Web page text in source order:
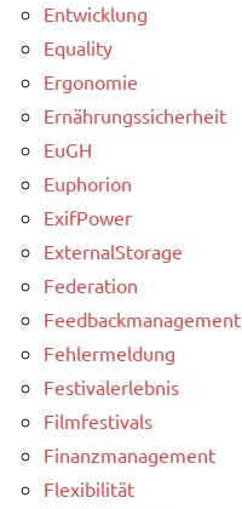
Entwicklung
Equality
Ergonomie
Ernährungssicherheit
EuGH
Euphorion
ExifPower
ExternalStorage
Federation
Feedbackmanagement
Fehlermeldung
Festivalerlebnis
Filmfestivals
Finanzmanagement
Flexibilität